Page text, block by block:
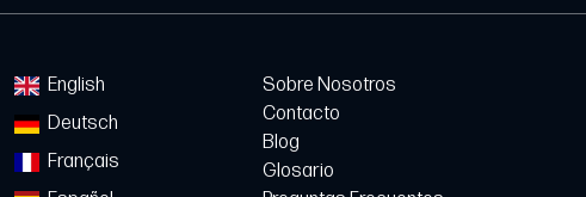
English
Deutsch
Français
Sobre Nosotros
Contacto
Blog
Glosario